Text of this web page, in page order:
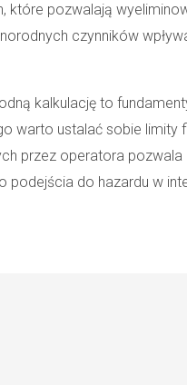
które pozwalają
czynników
kalkulację to
warto ustalać sobie limity
przez operatora pozwala
podejścia do hazardu w